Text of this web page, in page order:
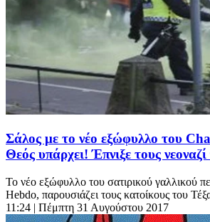
Σάλος με το νέο εξώφυλλο του
Θεός υπάρχει! Έπνιξε τους
Το νέο εξώφυλλο του σατιρικού γαλλικού
Hebdo, παρουσιάζει τους κατοίκους του
11:24 | Πέμπτη 31 Αυγούστου 2017